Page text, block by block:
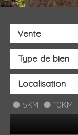
Vente
5KM 10KM